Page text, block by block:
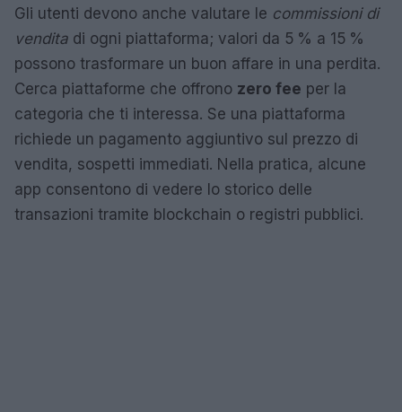
Gli utenti devono anche valutare le commissioni di
vendita di ogni piattaforma; valori da 5 % a 15 %
possono trasformare un buon affare in una perdita.
Cerca piattaforme che offrono zero fee per la
categoria che ti interessa. Se una piattaforma
richiede un pagamento aggiuntivo sul prezzo di
vendita, sospetti immediati. Nella pratica, alcune
app consentono di vedere lo storico delle
transazioni tramite blockchain o registri pubblici.